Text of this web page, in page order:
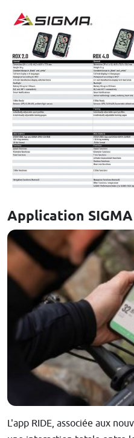
Application SIGMA
L'app RIDE, associée aux